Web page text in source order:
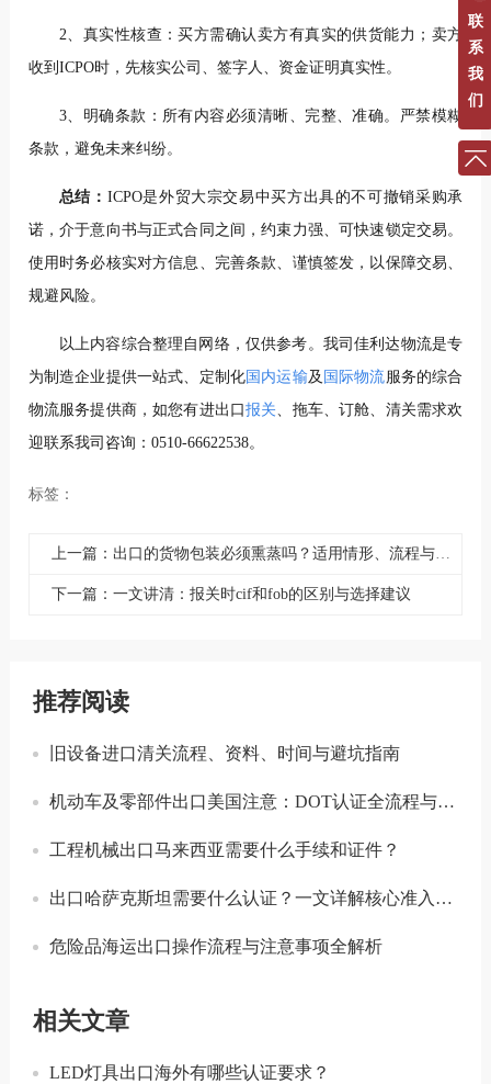
2、真实性核查：买方需确认卖方有真实的供货能力；卖方
收到ICPO时，先核实公司、签字人、资金证明真实性。
3、明确条款：所有内容必须清晰、完整、准确。严禁模糊
条款，避免未来纠纷。
总结： ICPO是外贸大宗交易中买方出具的不可撤销采购承
诺，介于意向书与正式合同之间，约束力强、可快速锁定交易。
使用时务必核实对方信息、完善条款、谨慎签发，以保障交易、
规避风险。
以上内容综合整理自网络，仅供参考。我司佳利达物流是专
为制造企业提供一站式、定制化国内运输及 国际物流服务的综合
物流服务提供商，如您有进出口报关 、拖车、订舱、清关需求欢
迎联系我司咨询：0510-66622538。
标签：
上一篇：出口的货物包装必须熏蒸吗？适用情形、流程与风险详解
下一篇：一文讲清：报关时cif和fob的区别与选择建议
推荐阅读
旧设备进口清关流程、资料、时间与避坑指南
机动车及零部件出口美国注意：DOT认证全流程与合规要点详解
工程机械出口马来西亚需要什么手续和证件？
出口哈萨克斯坦需要什么认证？一文详解核心准入要求
危险品海运出口操作流程与注意事项全解析
相关文章
LED灯具出口海外有哪些认证要求？
联
系
我
们